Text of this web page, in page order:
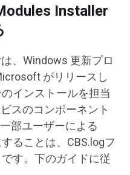
Installer
、Windows 更新プロ
がリリースし
インストールを担当
スのコンポーネント
部ユーザーによる
ることは、CBS.logフ
す。下のガイドに従